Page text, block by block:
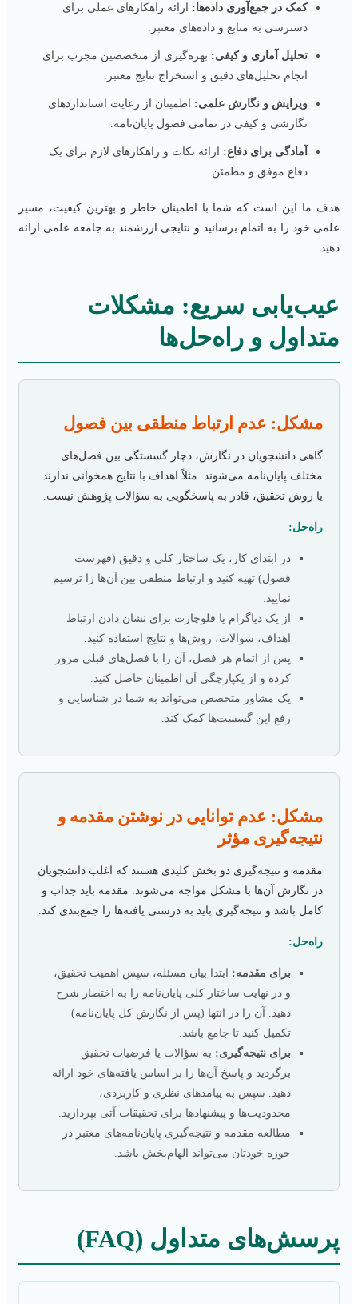
کمک در جمع‌آوری داده‌ها: ارائه راهکارهای عملی برای
دسترسی به منابع و داده‌های معتبر.
تحلیل آماری و کیفی: بهره‌گیری از متخصصین مجرب برای
انجام تحلیل‌های دقیق و استخراج نتایج معتبر.
ویرایش و نگارش علمی: اطمینان از رعایت استانداردهای
نگارشی و کیفی در تمامی فصول پایان‌نامه.
آمادگی برای دفاع: ارائه نکات و راهکارهای لازم برای یک
دفاع موفق و مطمئن.
هدف ما این است که شما با اطمینان خاطر و بهترین کیفیت، مسیر
علمی خود را به اتمام برسانید و نتایجی ارزشمند به جامعه علمی ارائه
دهید.
عیب‌یابی سریع: مشکلات
متداول و راه‌حل‌ها
مشکل: عدم ارتباط منطقی بین فصول
گاهی دانشجویان در نگارش، دچار گسستگی بین فصل‌های
مختلف پایان‌نامه می‌شوند. مثلاً اهداف با نتایج همخوانی ندارند
یا روش تحقیق، قادر به پاسخگویی به سؤالات پژوهش نیست.
راه‌حل:
در ابتدای کار، یک ساختار کلی و دقیق (فهرست
فصول) تهیه کنید و ارتباط منطقی بین آن‌ها را ترسیم
نمایید.
از یک دیاگرام یا فلوچارت برای نشان دادن ارتباط
اهداف، سوالات، روش‌ها و نتایج استفاده کنید.
پس از اتمام هر فصل، آن را با فصل‌های قبلی مرور
کرده و از یکپارچگی آن اطمینان حاصل کنید.
یک مشاور متخصص می‌تواند به شما در شناسایی و
رفع این گسست‌ها کمک کند.
مشکل: عدم توانایی در نوشتن مقدمه و
نتیجه‌گیری مؤثر
مقدمه و نتیجه‌گیری دو بخش کلیدی هستند که اغلب دانشجویان
در نگارش آن‌ها با مشکل مواجه می‌شوند. مقدمه باید جذاب و
کامل باشد و نتیجه‌گیری باید به درستی یافته‌ها را جمع‌بندی کند.
راه‌حل:
برای مقدمه: ابتدا بیان مسئله، سپس اهمیت تحقیق،
و در نهایت ساختار کلی پایان‌نامه را به اختصار شرح
دهید. آن را در انتها (پس از نگارش کل پایان‌نامه)
تکمیل کنید تا جامع باشد.
برای نتیجه‌گیری: به سؤالات یا فرضیات تحقیق
برگردید و پاسخ آن‌ها را بر اساس یافته‌های خود ارائه
دهید. سپس به پیامدهای نظری و کاربردی،
محدودیت‌ها و پیشنهادها برای تحقیقات آتی بپردازید.
مطالعه مقدمه و نتیجه‌گیری پایان‌نامه‌های معتبر در
حوزه خودتان می‌تواند الهام‌بخش باشد.
پرسش‌های متداول (FAQ)